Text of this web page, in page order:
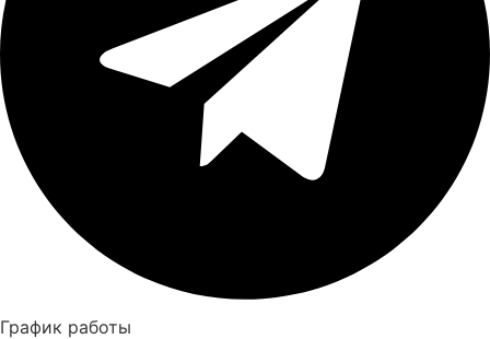
График работы